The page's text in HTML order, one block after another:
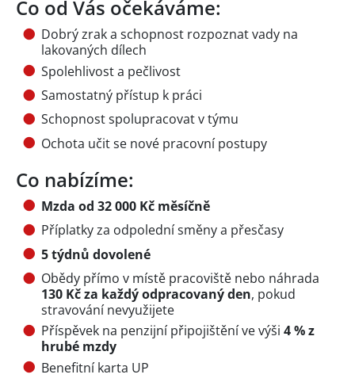
Co od Vás očekáváme:
Dobrý zrak a schopnost rozpoznat vady na
lakovaných dílech
Spolehlivost a pečlivost
Samostatný přístup k práci
Schopnost spolupracovat v týmu
Ochota učit se nové pracovní postupy
Co nabízíme:
Mzda od 32 000 Kč měsíčně
Příplatky za odpolední směny a přesčasy
5 týdnů dovolené
Obědy přímo v místě pracoviště nebo náhrada
130 Kč za každý odpracovaný den, pokud
stravování nevyužijete
Příspěvek na penzijní připojištění ve výši 4 % z
hrubé mzdy
Benefitní karta UP